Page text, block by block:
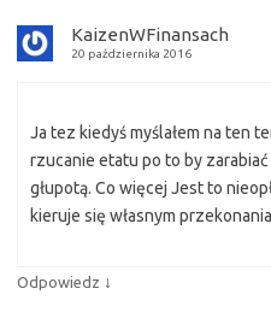
KaizenWFinansach
20 października 2016
Ja tez kiedyś myślałem na ten
rzucanie etatu po to by
głupotą. Co więcej Jest to
kieruje się własnym
Odpowiedz ↓